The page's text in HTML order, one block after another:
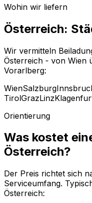
Wohin wir liefern
Österreich:
Wir vermitteln
Österreich - von Wien
Vorarlberg:
WienSalzburg
TirolGrazLinz
Orientierung
Was kostet
Österreich?
Der Preis richtet sich
Serviceumfang.
Österreich: